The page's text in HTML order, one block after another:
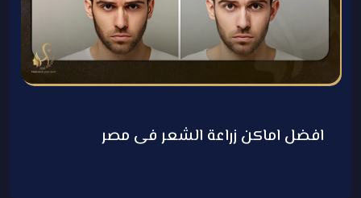
افضل اماكن زراعة الشعر فى مصر